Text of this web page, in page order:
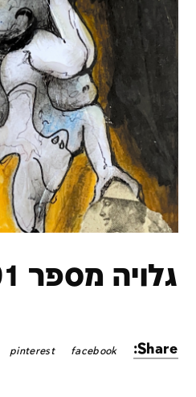
גלויה מספר 591
Share:
facebook
pinterest